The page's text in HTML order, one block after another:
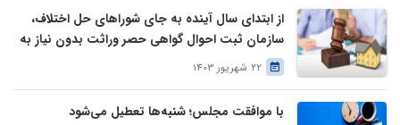
از ابتدای سال آینده به جای شوراهای حل اختلاف،
سازمان ثبت احوال گواهی حصر وراثت بدون نیاز به
درخواست وراث صادر خواهد کرد
22 شهریور 1403
با موافقت مجلس؛ شنبه‌ها تعطیل می‌شود